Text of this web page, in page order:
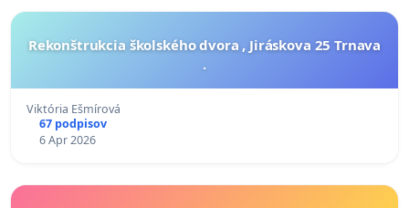
Rekonštrukcia školského dvora , Jiráskova 25 Trnava
.
Viktória Ešmírová
67 podpisov
6 Apr 2026